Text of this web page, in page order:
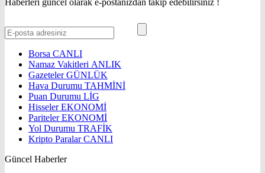
Borsa CANLI
Namaz Vakitleri ANLIK
GazetelerGÜNLÜK
Hava Durumu TAHMİNİ
Puan Durumu LİG
HisselerEKONOMİ
ParitelerEKONOMİ
Yol Durumu TRAFİK
Kripto ParalarCANLI
Güncel Haberler